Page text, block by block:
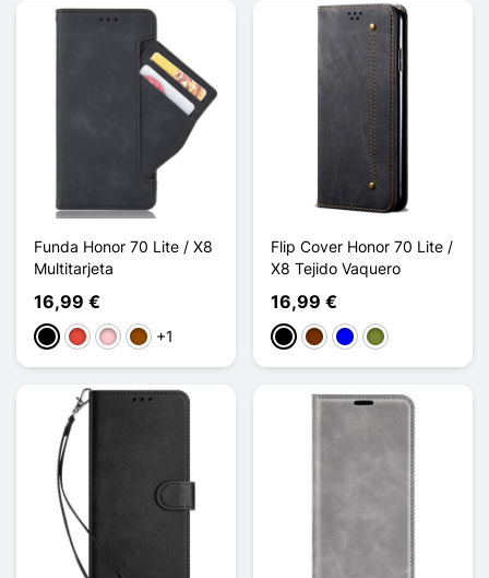
Funda Honor 70 Lite / X8
Multitarjeta
16,99 €
NegroRojoRosaMarrón
+1
Flip Cover Honor 70 Lite /
X8 Tejido Vaquero
16,99 €
NegroCaféAzulCaqui